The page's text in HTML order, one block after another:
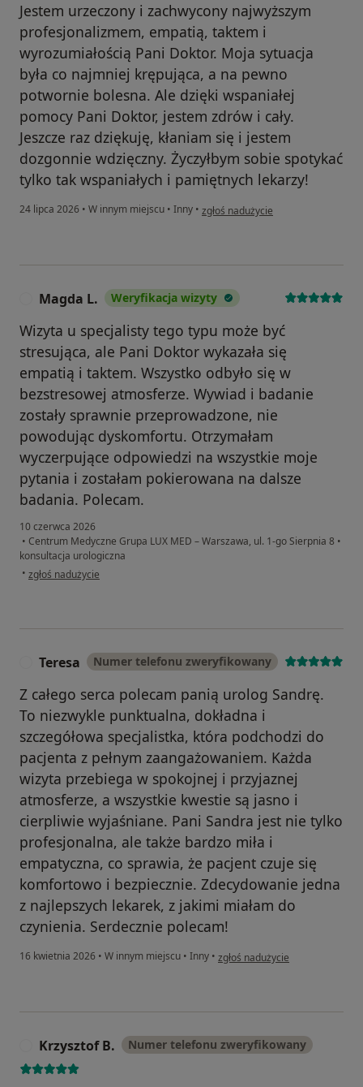
Jestem urzeczony i zachwycony najwyższym
profesjonalizmem, empatią, taktem i
wyrozumiałością Pani Doktor. Moja sytuacja
była co najmniej krępująca, a na pewno
potwornie bolesna. Ale dzięki wspaniałej
pomocy Pani Doktor, jestem zdrów i cały.
Jeszcze raz dziękuję, kłaniam się i jestem
dozgonnie wdzięczny. Życzyłbym sobie spotykać
tylko tak wspaniałych i pamiętnych lekarzy!
24 lipca 2026 • W innym miejscu • Inny • w opinii użytkownika Michał Stojecki
zgłoś nadużycie
Magda L. Weryfikacja wizyty
Wizyta u specjalisty tego typu może być
stresująca, ale Pani Doktor wykazała się
empatią i taktem. Wszystko odbyło się w
bezstresowej atmosferze. Wywiad i badanie
zostały sprawnie przeprowadzone, nie
powodując dyskomfortu. Otrzymałam
wyczerpujące odpowiedzi na wszystkie moje
pytania i zostałam pokierowana na dalsze
badania. Polecam.
10 czerwca 2026
• Centrum Medyczne Grupa LUX MED – Warszawa, ul. 1-go Sierpnia 8 •
konsultacja urologiczna
• w opinii użytkownika Magda L.
zgłoś nadużycie
Teresa Numer telefonu zweryfikowany
Z całego serca polecam panią urolog Sandrę.
To niezwykle punktualna, dokładna i
szczegółowa specjalistka, która podchodzi do
pacjenta z pełnym zaangażowaniem. Każda
wizyta przebiega w spokojnej i przyjaznej
atmosferze, a wszystkie kwestie są jasno i
cierpliwie wyjaśniane. Pani Sandra jest nie tylko
profesjonalna, ale także bardzo miła i
empatyczna, co sprawia, że pacjent czuje się
komfortowo i bezpiecznie. Zdecydowanie jedna
z najlepszych lekarek, z jakimi miałam do
czynienia. Serdecznie polecam!
16 kwietnia 2026 • W innym miejscu • Inny • w opinii użytkownika Teresa
zgłoś nadużycie
Krzysztof B. Numer telefonu zweryfikowany